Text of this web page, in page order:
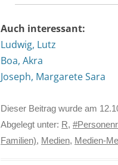
Auch interessant:
Ludwig, Lutz
Boa, Akra
Joseph, Margarete Sara
Dieser Beitrag wurde am
Abgelegt unter: R,
Familien), Medien, Medien-